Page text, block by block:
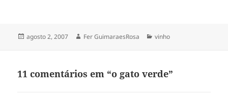
Publicado
agosto 2, 2007 Autor
Fer GuimaraesRosa Categorias
vinho
11 comentários em “o gato verde”